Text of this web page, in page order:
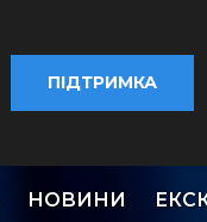
ПІДТРИМКА
НОВИНИ